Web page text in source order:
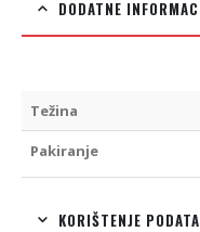
DODATNE
Težina
Pakiranje
KORIŠTENJE